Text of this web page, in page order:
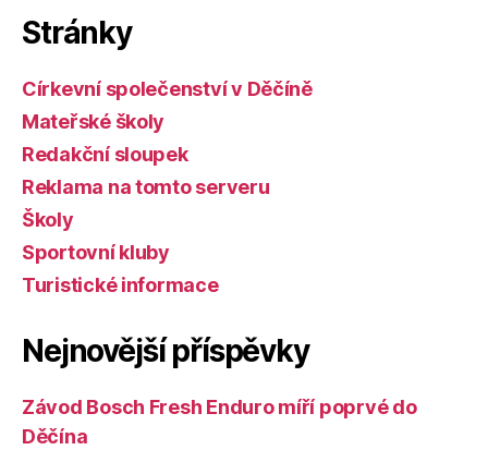
Stránky
Církevní společenství v Děčíně
Mateřské školy
Redakční sloupek
Reklama na tomto serveru
Školy
Sportovní kluby
Turistické informace
Nejnovější příspěvky
Závod Bosch Fresh Enduro míří poprvé do
Děčína